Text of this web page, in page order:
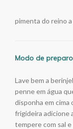
pimenta do reino
Modo de
Lave bem a
penne em água
disponha em cima
frigideira adicione
tempere com sal